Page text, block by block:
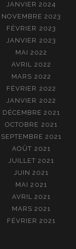
JANVIER 2024
NOVEMBRE 2023
FÉVRIER 2023
JANVIER 2023
MAI 2022
AVRIL 2022
MARS 2022
FÉVRIER 2022
JANVIER 2022
DÉCEMBRE 2021
OCTOBRE 2021
SEPTEMBRE 2021
AOÛT 2021
JUILLET 2021
JUIN 2021
MAI 2021
AVRIL 2021
MARS 2021
FÉVRIER 2021